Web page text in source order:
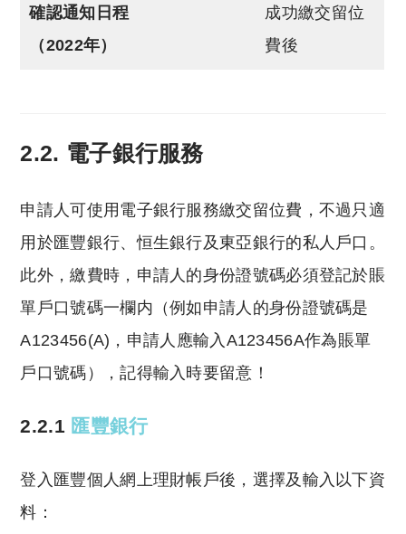
確認通知日程
（2022年）
成功繳交留位
費後
2.2. 電子銀行服務
申請人可使用電子銀行服務繳交留位費，不過只適
用於匯豐銀行、恒生銀行及東亞銀行的私人戶口。
此外，繳費時，申請人的身份證號碼必須登記於賬
單戶口號碼一欄内（例如申請人的身份證號碼是
A123456(A)，申請人應輸入A123456A作為賬單
戶口號碼），記得輸入時要留意！
2.2.1 匯豐銀行
登入匯豐個人網上理財帳戶後，選擇及輸入以下資
料：